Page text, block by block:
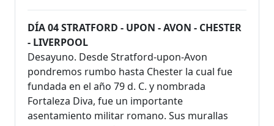
DÍA 04 STRATFORD - UPON - AVON - CHESTER
- LIVERPOOL
Desayuno. Desde Stratford-upon-Avon
pondremos rumbo hasta Chester la cual fue
fundada en el año 79 d. C. y nombrada
Fortaleza Diva, fue un importante
asentamiento militar romano. Sus murallas